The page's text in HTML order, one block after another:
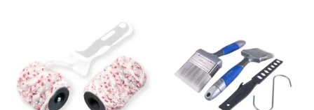
Leverantörens artikelnummer:
710013289